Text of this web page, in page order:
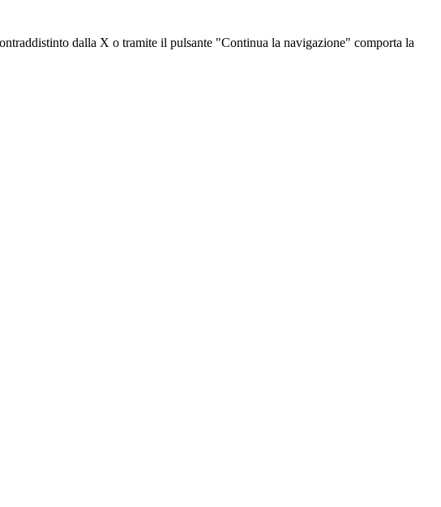
dalla X o tramite il pulsante "Continua la navigazione" comporta la